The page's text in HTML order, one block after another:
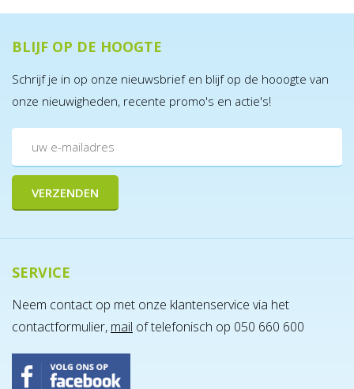
BLIJF OP DE HOOGTE
Schrijf je in op onze nieuwsbrief en blijf op de hooogte van
onze nieuwigheden, recente promo's en actie's!
SERVICE
Neem contact op met onze klantenservice via het
contactformulier, mail of telefonisch op 050 660 600